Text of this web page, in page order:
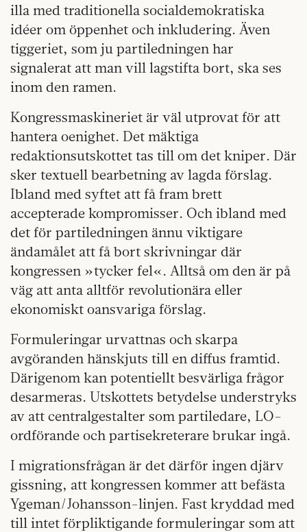
illa med traditionella socialdemokratiska
idéer om öppenhet och inkludering. Även
tiggeriet, som ju partiledningen har
signalerat att man vill lagstifta bort, ska ses
inom den ramen.
Kongressmaskineriet är väl utprovat för att
hantera oenighet. Det mäktiga
redaktionsutskottet tas till om det kniper. Där
sker textuell bearbetning av lagda förslag.
Ibland med syftet att få fram brett
accepterade kompromisser. Och ibland med
det för partiledningen ännu viktigare
ändamålet att få bort skrivningar där
kongressen »tycker fel«. Alltså om den är på
väg att anta alltför revolutionära eller
ekonomiskt oansvariga förslag.
Formuleringar urvattnas och skarpa
avgöranden hänskjuts till en diffus framtid.
Därigenom kan potentiellt besvärliga frågor
desarmeras. Utskottets betydelse understryks
av att centralgestalter som partiledare, LO-
ordförande och partisekreterare brukar ingå.
I migrationsfrågan är det därför ingen djärv
gissning, att kongressen kommer att befästa
Ygeman/Johansson-linjen. Fast kryddad med
till intet förpliktigande formuleringar som att